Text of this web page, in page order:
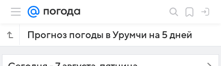
Прогноз погоды в Урумчи на 5 дней